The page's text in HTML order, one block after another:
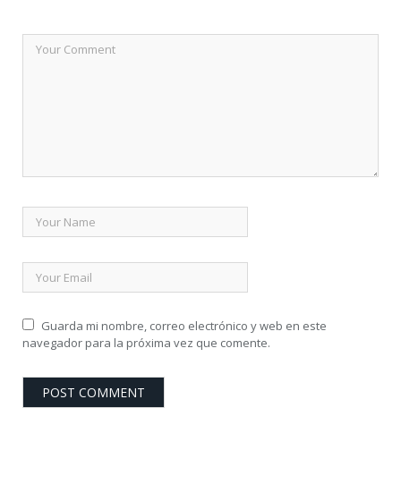
Guarda mi nombre, correo electrónico y web en este
navegador para la próxima vez que comente.